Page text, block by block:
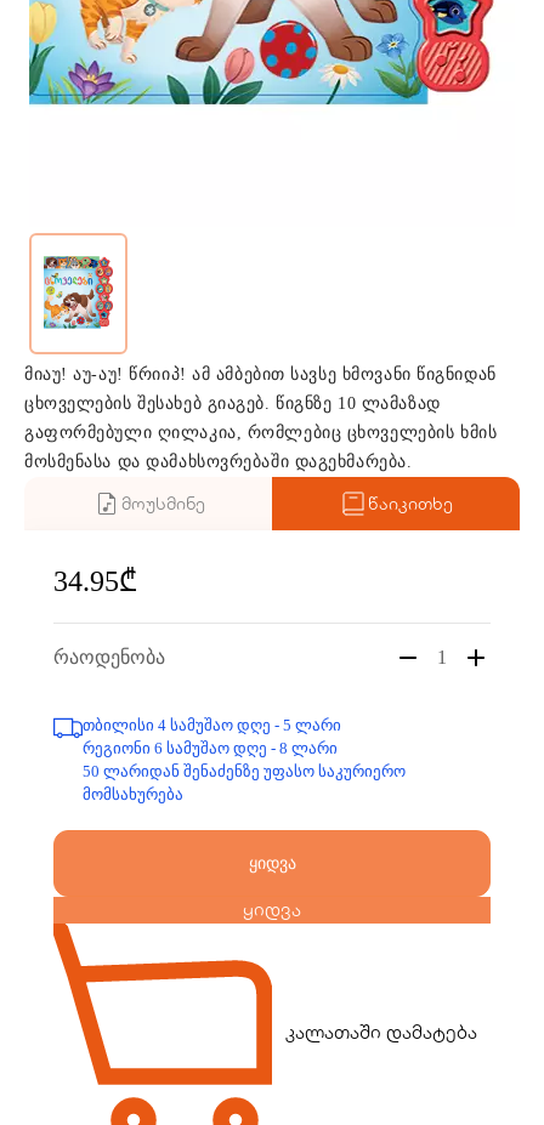
მიაუ! აუ-აუ! წრიიპ! ამ ამბებით სავსე ხმოვანი წიგნიდან
ცხოველების შესახებ გიაგებ. წიგნზე 10 ლამაზად
გაფორმებული ღილაკია, რომლებიც ცხოველების ხმის
მოსმენასა და დამახსოვრებაში დაგეხმარება.
მოუსმინე წაიკითხე
34.95₾
რაოდენობა 1
თბილისი 4 სამუშაო დღე - 5 ლარი
რეგიონი 6 სამუშაო დღე - 8 ლარი
50 ლარიდან შენაძენზე უფასო საკურიერო
მომსახურება
ყიდვა
ყიდვა
კალათაში დამატება